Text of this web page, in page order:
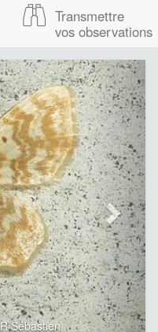
Transmettre
vos observations
Sébastien